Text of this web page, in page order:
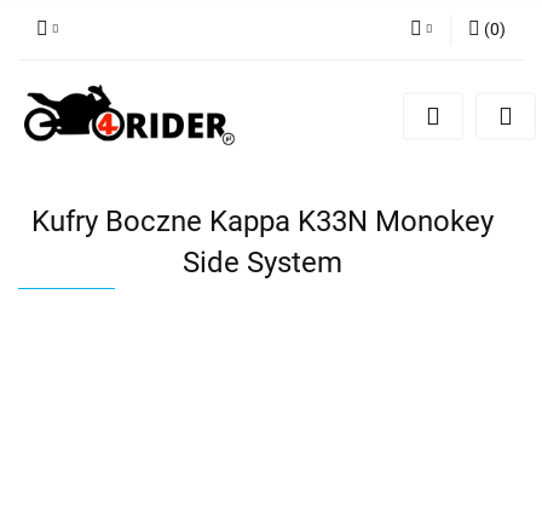
Zarejestruj się
(0)
Kufry Boczne Kappa K33N Monokey
Side System